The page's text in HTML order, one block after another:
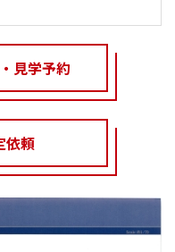
見学予約
依頼